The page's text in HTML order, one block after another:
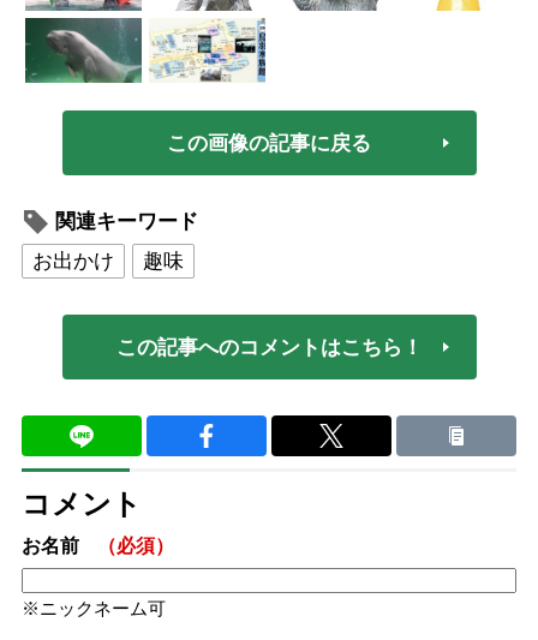
この画像の記事に戻る
関連キーワード
お出かけ
趣味
この記事へのコメントはこちら！
コメント
お名前 （必須）
ニックネーム可